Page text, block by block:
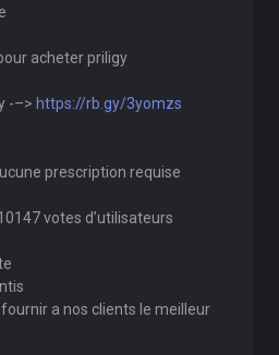
acheter priligy
-–> https://rb.gy/3yomzs
prescription requise
votes d’utilisateurs
a nos clients le meilleur